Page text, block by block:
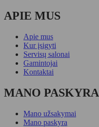
APIE MUS
Apie mus
Kur įsigyti
Servisų salonai
Gamintojai
Kontaktai
MANO PASKYRA
Mano užsakymai
Mano paskyra